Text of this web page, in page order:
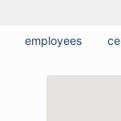
employees